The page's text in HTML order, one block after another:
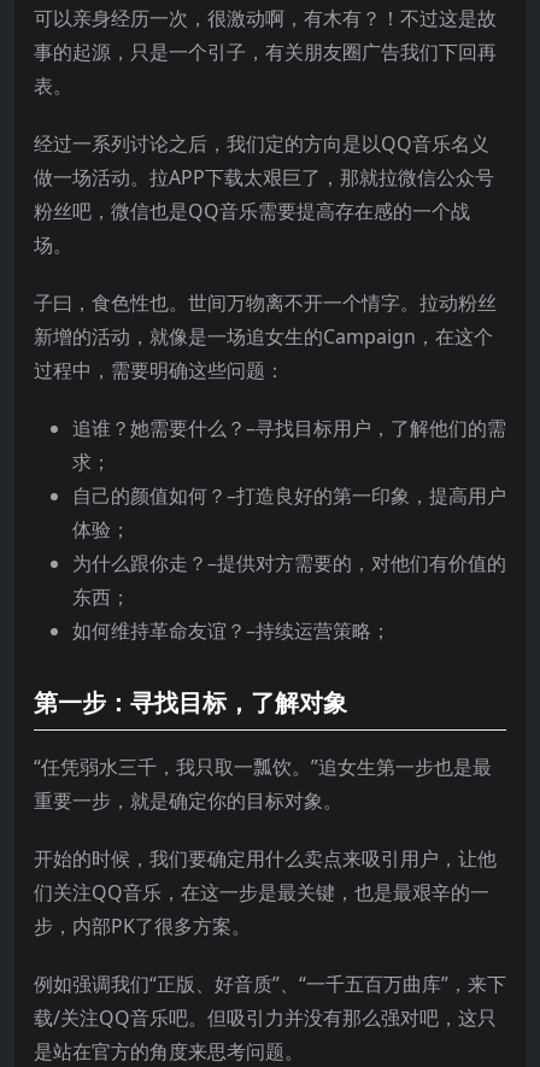
可以亲身经历一次，很激动啊，有木有？！不过这是故
事的起源，只是一个引子，有关朋友圈广告我们下回再
表。
经过一系列讨论之后，我们定的方向是以QQ音乐名义
做一场活动。拉APP下载太艰巨了，那就拉微信公众号
粉丝吧，微信也是QQ音乐需要提高存在感的一个战
场。
子曰，食色性也。世间万物离不开一个情字。拉动粉丝
新增的活动，就像是一场追女生的Campaign，在这个
过程中，需要明确这些问题：
追谁？她需要什么？–寻找目标用户，了解他们的需
求；
自己的颜值如何？–打造良好的第一印象，提高用户
体验；
为什么跟你走？–提供对方需要的，对他们有价值的
东西；
如何维持革命友谊？–持续运营策略；
第一步：寻找目标，了解对象
“任凭弱水三千，我只取一瓢饮。”追女生第一步也是最
重要一步，就是确定你的目标对象。
开始的时候，我们要确定用什么卖点来吸引用户，让他
们关注QQ音乐，在这一步是最关键，也是最艰辛的一
步，内部PK了很多方案。
例如强调我们“正版、好音质”、“一千五百万曲库”，来下
载/关注QQ音乐吧。但吸引力并没有那么强对吧，这只
是站在官方的角度来思考问题。